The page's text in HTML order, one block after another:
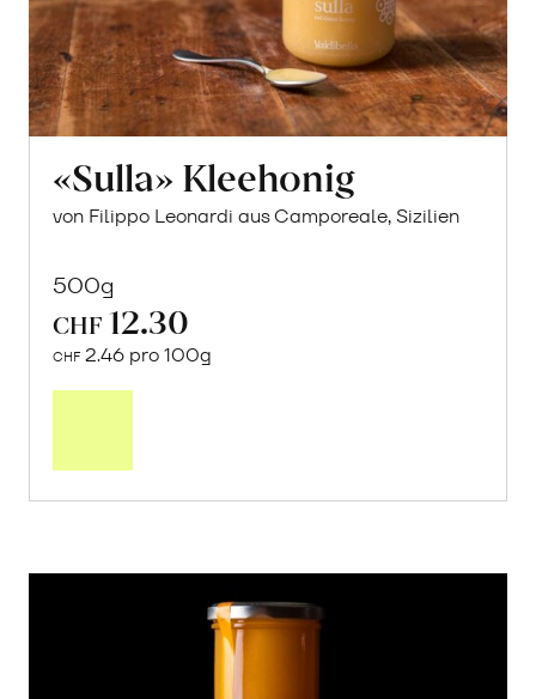
«Sulla» Kleehonig
von Filippo Leonardi aus Camporeale, Sizilien
500g
CHF 12.30
CHF 2.46 pro 100g